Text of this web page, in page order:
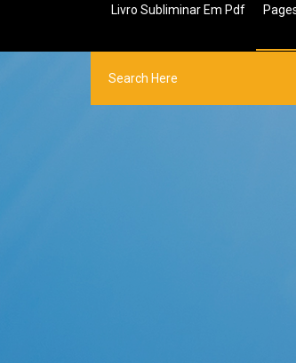
Livro Subliminar Em Pdf